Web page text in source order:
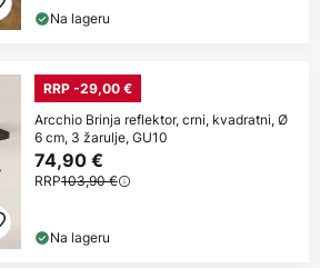
Na lageru
RRP -29,00 €
Arcchio Brinja reflektor, crni, kvadratni, Ø
6 cm, 3 žarulje, GU10
74,90 €
RRP103,90 €
Na lageru